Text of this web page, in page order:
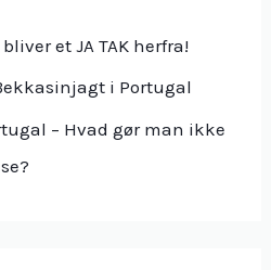
et JA TAK herfra!
i Portugal
– Hvad gør man ikke